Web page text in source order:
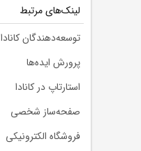
لينك‌های مرتبط
توسعه‌دهندگان کانادا
پرورش ایده‌ها
استارتاپ در کانادا
صفحه‌ساز شخصی
فروشگاه الکترونیکی